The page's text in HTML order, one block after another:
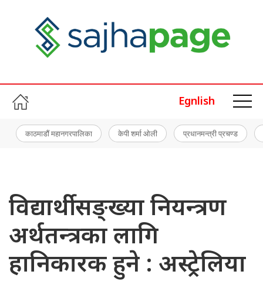
Egnlish
काठमाडौं महानगरपालिका केपी शर्मा ओली प्रधानमन्त्री प्रचण्ड
विद्यार्थी सङ्ख्या नियन्त्रण
अर्थतन्त्रका लागि
हानिकारक हुने : अस्ट्रेलिया